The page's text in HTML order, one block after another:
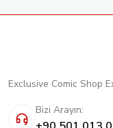
Exclusive Comic Shop
Bizi Arayın: